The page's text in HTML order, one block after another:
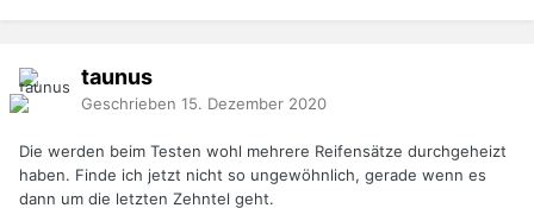
taunus
Geschrieben 15. Dezember 2020
Die werden beim Testen wohl mehrere Reifensätze durchgeheizt
haben. Finde ich jetzt nicht so ungewöhnlich, gerade wenn es
dann um die letzten Zehntel geht.